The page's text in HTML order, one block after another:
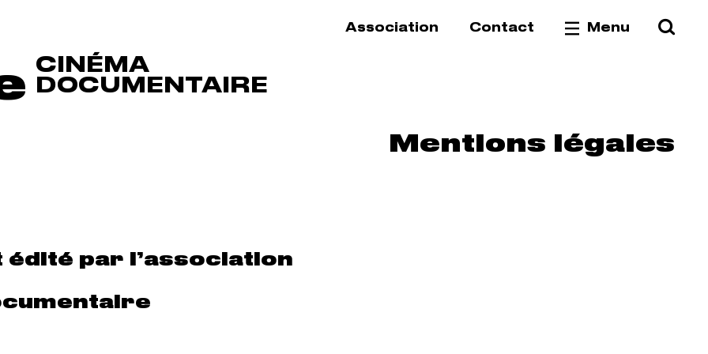
CINÉMA
DOCUMENTAIRE
Association Contact Menu
Mentions légales
édité par l’association